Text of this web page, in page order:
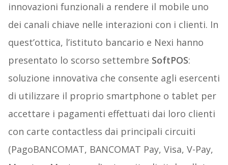
innovazioni funzionali a rendere il mobile uno
dei canali chiave nelle interazioni con i clienti. In
quest’ottica, l’istituto bancario e Nexi hanno
presentato lo scorso settembre SoftPOS:
soluzione innovativa che consente agli esercenti
di utilizzare il proprio smartphone o tablet per
accettare i pagamenti effettuati dai loro clienti
con carte contactless dai principali circuiti
(PagoBANCOMAT, BANCOMAT Pay, Visa, V-Pay,